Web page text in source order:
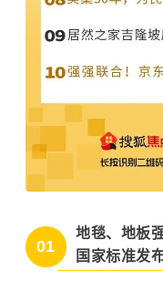
01
地毯、地板
国家标准发